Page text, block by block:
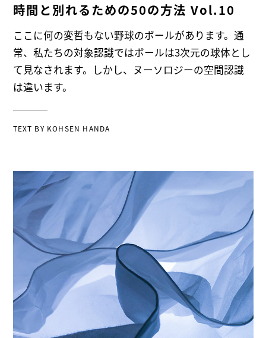
時間と別れるための50の方法 Vol.10
ここに何の変哲もない野球のボールがあります。通
常、私たちの対象認識ではボールは3次元の球体とし
て見なされます。しかし、ヌーソロジーの空間認識
は違います。
TEXT BY KOHSEN HANDA